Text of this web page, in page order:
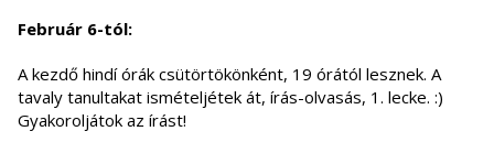
Február 6-tól:
A kezdő hindí órák csütörtökönként, 19 órától lesznek. A
tavaly tanultakat ismételjétek át, írás-olvasás, 1. lecke. :)
Gyakoroljátok az írást!